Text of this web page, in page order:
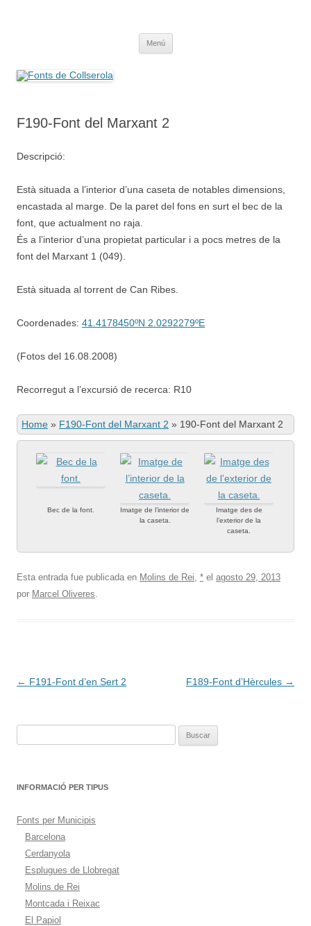
Menú
F190-Font del Marxant 2
Descripció:
Està situada a l’interior d’una caseta de notables dimensions,
encastada al marge. De la paret del fons en surt el bec de la
font, que actualment no raja.
És a l’interior d’una propietat particular i a pocs metres de la
font del Marxant 1 (049).
Està situada al torrent de Can Ribes.
Coordenades: 41.4178450ºN 2.0292279ºE
(Fotos del 16.08.2008)
Recorregut a l’excursió de recerca: R10
Home » F190-Font del Marxant 2 » 190-Font del Marxant 2
Bec de la font.
Imatge de l’interior de
la caseta.
Imatge des de
l’exterior de la
caseta.
Esta entrada fue publicada en Molins de Rei, * el agosto 29, 2013
por Marcel Oliveres.
Navegación
← F191-Font d’en Sert 2 F189-Font d’Hèrcules →
INFORMACIÓ PER TIPUS
Fonts per Municipis
Barcelona
Cerdanyola
Esplugues de Llobregat
Molins de Rei
Montcada i Reixac
El Papiol